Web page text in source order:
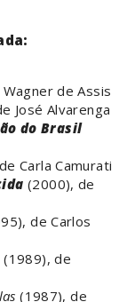
de Assis
José Alvarenga
do Brasil
Carla Camurati
(2000), de
de Carlos
(1989), de
(1987), de